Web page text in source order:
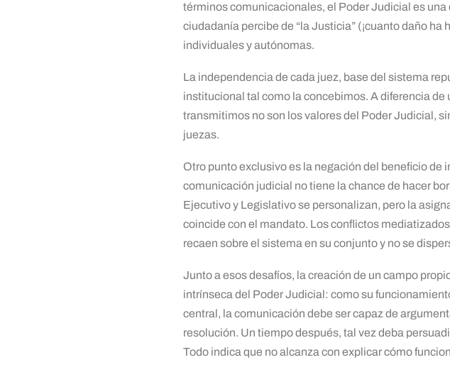
términos comunicacionales, el Poder Judicial es
ciudadanía percibe de “la Justicia” (¡cuanto daño
individuales y autónomas.
La independencia de cada juez, base del sistema
institucional tal como la concebimos. A diferencia
transmitimos no son los valores del Poder Judicial,
juezas.
Otro punto exclusivo es la negación del beneficio
comunicación judicial no tiene la chance de hacer
Ejecutivo y Legislativo se personalizan, pero la
coincide con el mandato. Los conflictos
recaen sobre el sistema en su conjunto y no se
Junto a esos desafíos, la creación de un campo
intrínseca del Poder Judicial: como su
central, la comunicación debe ser capaz de
resolución. Un tiempo después, tal vez deba
Todo indica que no alcanza con explicar cómo